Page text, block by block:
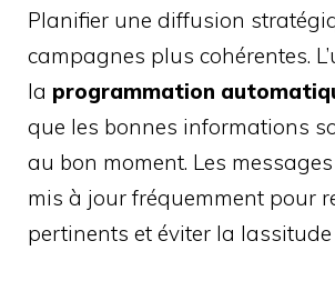
Planifier une diffusion
campagnes plus cohérentes.
la programmation
que les bonnes informations
au bon moment. Les
mis à jour fréquemment pour
pertinents et éviter la lassitude